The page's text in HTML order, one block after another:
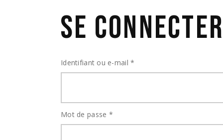
SE CONNECTER
Identifiant ou e-mail*
Mot de passe *Obligatoire